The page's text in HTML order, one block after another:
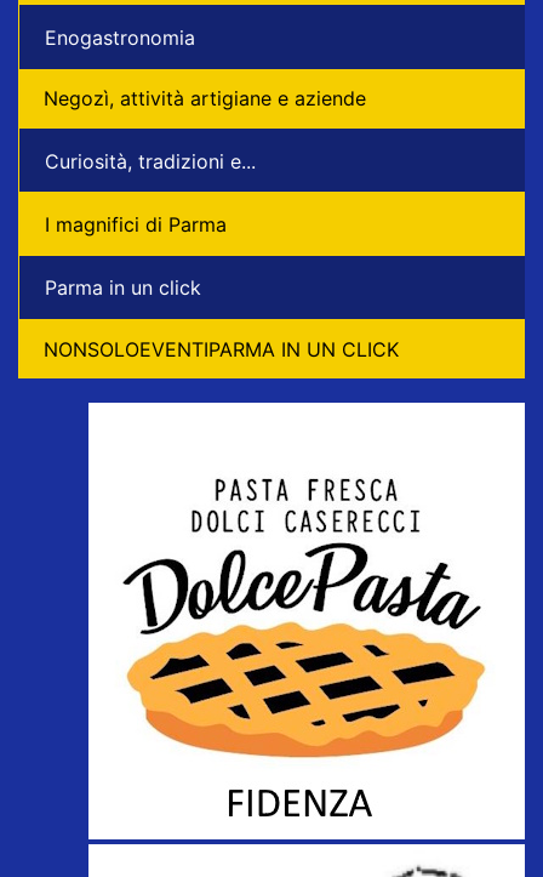
Enogastronomia
Negozì, attività artigiane e aziende
Curiosità, tradizioni e...
I magnifici di Parma
Parma in un click
NONSOLOEVENTIPARMA IN UN CLICK